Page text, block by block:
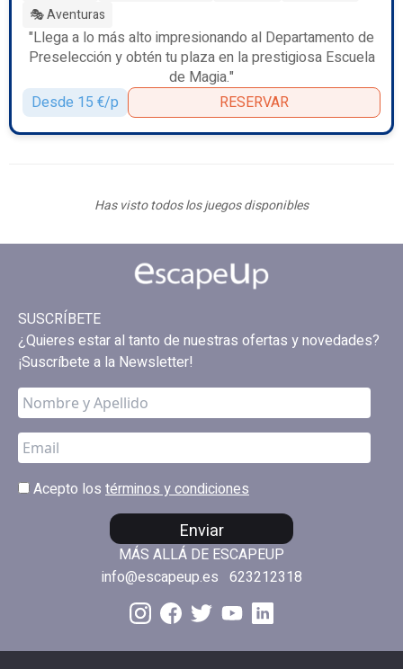
🎭 Aventuras
"Llega a lo más alto impresionando al Departamento de
Preselección y obtén tu plaza en la prestigiosa Escuela
de Magia."
Desde 15 €/p
RESERVAR
Has visto todos los juegos disponibles
SUSCRÍBETE
¿Quieres estar al tanto de nuestras ofertas y novedades?
¡Suscríbete a la Newsletter!
Acepto los términos y condiciones
Enviar
MÁS ALLÁ DE ESCAPEUP
info@escapeup.es 623212318